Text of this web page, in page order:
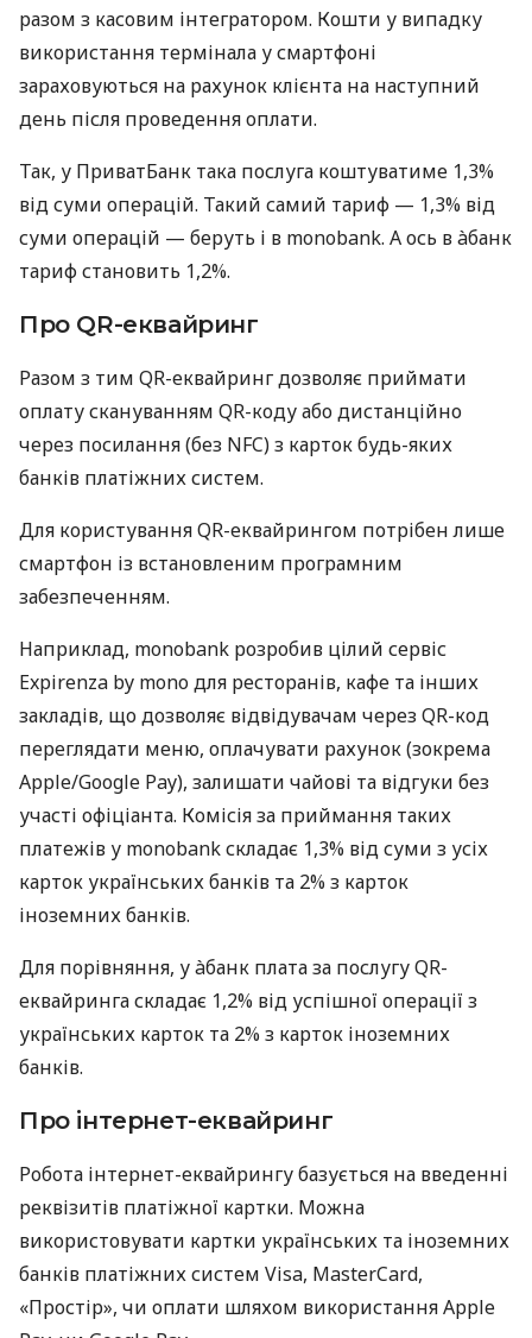
разом з касовим інтегратором. Кошти у випадку
використання термінала у смартфоні
зараховуються на рахунок клієнта на наступний
день після проведення оплати.
Так, у ПриватБанк така послуга коштуватиме 1,3%
від суми операцій. Такий самий тариф — 1,3% від
суми операцій — беруть і в monobank. А ось в àбанк
тариф становить 1,2%.
Про QR-еквайринг
Разом з тим QR-еквайринг дозволяє приймати
оплату скануванням QR-коду або дистанційно
через посилання (без NFC) з карток будь-яких
банків платіжних систем.
Для користування QR-еквайрингом потрібен лише
смартфон із встановленим програмним
забезпеченням.
Наприклад, monobank розробив цілий сервіс
Expirenza by mono для ресторанів, кафе та інших
закладів, що дозволяє відвідувачам через QR-код
переглядати меню, оплачувати рахунок (зокрема
Apple/Google Pay), залишати чайові та відгуки без
участі офіціанта. Комісія за приймання таких
платежів у monobank складає 1,3% від суми з усіх
карток українських банків та 2% з карток
іноземних банків.
Для порівняння, у àбанк плата за послугу QR-
еквайринга складає 1,2% від успішної операції з
українських карток та 2% з карток іноземних
банків.
Про інтернет-еквайринг
Робота інтернет-еквайрингу базується на введенні
реквізитів платіжної картки. Можна
використовувати картки українських та іноземних
банків платіжних систем Visa, MasterCard,
«Простір», чи оплати шляхом використання Apple